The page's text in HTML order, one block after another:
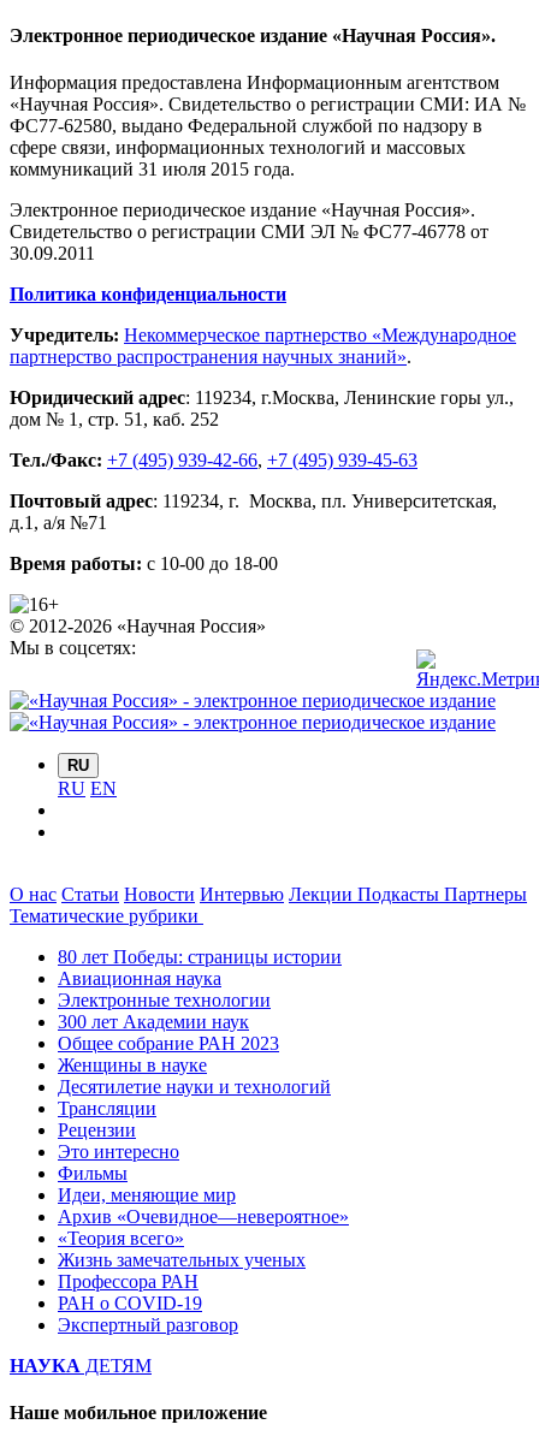
Электронное периодическое издание «Научная Россия».
Информация предоставлена Информационным агентством
«Научная Россия». Свидетельство о регистрации СМИ: ИА №
ФС77-62580, выдано Федеральной службой по надзору в
сфере связи, информационных технологий и массовых
коммуникаций 31 июля 2015 года.
Электронное периодическое издание «Научная Россия».
Свидетельство о регистрации СМИ ЭЛ № ФС77-46778 от
30.09.2011
Политика конфиденциальности
Учредитель: Некоммерческое партнерство «Международное
партнерство распространения научных знаний».
Юридический адрес: 119234, г.Москва, Ленинские горы ул.,
дом № 1, стр. 51 , каб. 252
Тел./Факс: +7 (495) 939-42-66, +7 (495) 939-45-63
Почтовый адрес: 119234, г. Москва, пл. Университетская,
д.1 , а/я №71
Время работы: с 10-00 до 18-00
© 2012-2026 «Научная Россия»
Мы в соцсетях:
RU
RU EN
О нас Статьи Новости Интервью Лекции Подкасты Партнеры
Тематические рубрики
80 лет Победы: страницы истории
Авиационная наука
Электронные технологии
300 лет Академии наук
Общее собрание РАН 2023
Женщины в науке
Десятилетие науки и технологий
Трансляции
Рецензии
Это интересно
Фильмы
Идеи, меняющие мир
Архив «Очевидное—невероятное»
«Теория всего»
Жизнь замечательных ученых
Профессора РАН
РАН о COVID-19
Экспертный разговор
НАУКА ДЕТЯМ
Наше мобильное приложение